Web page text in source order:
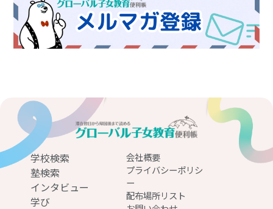
学校検索
塾検索
インタビュー
学び
会社概要
プライバシーポリシ
ー
配布場所リスト